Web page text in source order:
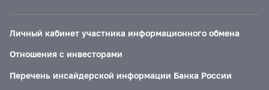
Личный кабинет участника информационного обмена
Отношения с инвесторами
Перечень инсайдерской информации Банка России